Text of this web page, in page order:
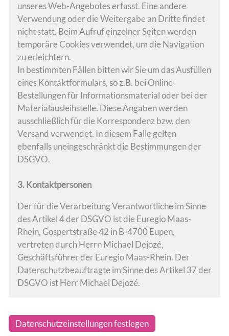
unseres Web-Angebotes erfasst. Eine andere
Verwendung oder die Weitergabe an Dritte findet
nicht statt. Beim Aufruf einzelner Seiten werden
temporäre Cookies verwendet, um die Navigation
zu erleichtern.
In bestimmten Fällen bitten wir Sie um das Ausfüllen
eines Kontaktformulars, so z.B. bei Online-
Bestellungen für Informationsmaterial oder bei der
Materialausleihstelle. Diese Angaben werden
ausschließlich für die Korrespondenz bzw. den
Versand verwendet. In diesem Falle gelten
ebenfalls uneingeschränkt die Bestimmungen der
DSGVO.
3. Kontaktpersonen
Der für die Verarbeitung Verantwortliche im Sinne
des Artikel 4 der DSGVO ist die Euregio Maas-
Rhein, Gospertstraße 42 in B-4700 Eupen,
vertreten durch Herrn Michael Dejozé,
Geschäftsführer der Euregio Maas-Rhein. Der
Datenschutzbeauftragte im Sinne des Artikel 37 der
DSGVO ist Herr Michael Dejozé.
Datenschutzeinstellungen festlegen